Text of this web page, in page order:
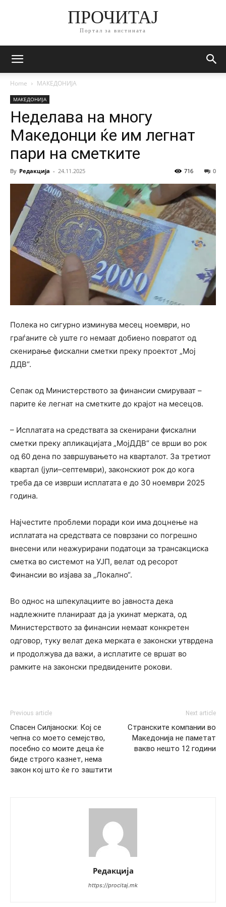
ПРОЧИТАЈ
Портал за вистината
Home МАКЕДОНИЈА
МАКЕДОНИЈА
Неделава на многу
Македонци ќе им легнат
пари на сметките
By Редакција - 24.11.2025 0
716
Полека но сигурно изминува месец ноември, но
граѓаните сè уште го немаат добиено повратот од
скенирање фискални сметки преку проектот „Мој
ДДВ“.
Сепак од Министерството за финансии смируваат –
парите ќе легнат на сметките до крајот на месецов.
– Исплатата на средствата за скенирани фискални
сметки преку апликацијата „МојДДВ“ се врши во рок
од 60 дена по завршувањето на кварталот. За третиот
квартал (јули–септември), законскиот рок до кога
треба да се изврши исплатата е до 30 ноември 2025
година.
Најчестите проблеми поради кои има доцнење на
исплатата на средствата се поврзани со погрешно
внесени или неажурирани податоци за трансакциска
сметка во системот на УЈП, велат од ресорот
Финансии во изјава за „Локално“.
Во однос на шпекулациите во јавноста дека
надлежните планираат да ја укинат мерката, од
Министерството за финансии немаат конкретен
одговор, туку велат дека мерката е законски утврдена
и продолжува да важи, а исплатите се вршат во
рамките на законски предвидените рокови.
Previous article
Спасен Силјаноски: Кој се
чепна со моето семејство,
посебно со моите деца ќе
биде строго казнет, нема
закон кој што ќе го заштити
Next article
Странските компании во
Македонија не паметат
вакво нешто 12 години
Редакција
https://procitaj.mk